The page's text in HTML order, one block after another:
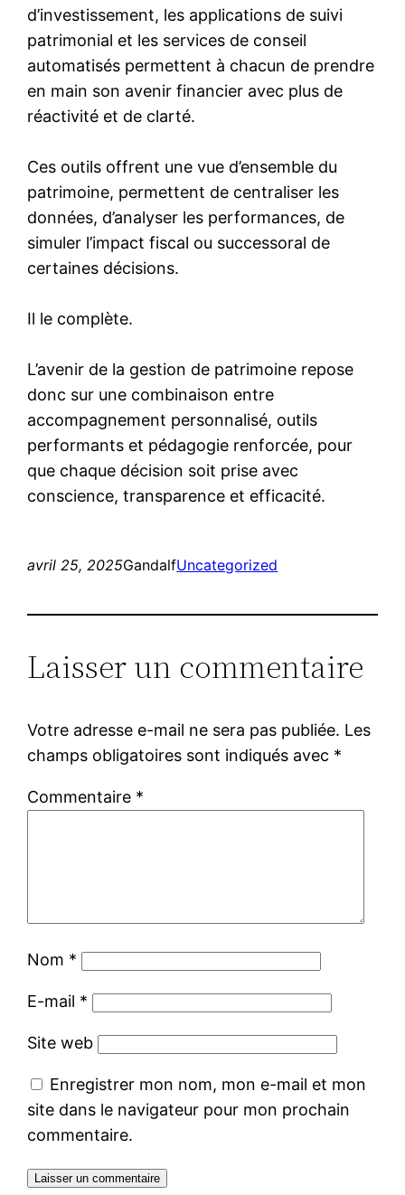
d’investissement, les applications de suivi
patrimonial et les services de conseil
automatisés permettent à chacun de prendre
en main son avenir financier avec plus de
réactivité et de clarté.
Ces outils offrent une vue d’ensemble du
patrimoine, permettent de centraliser les
données, d’analyser les performances, de
simuler l’impact fiscal ou successoral de
certaines décisions.
Il le complète.
L’avenir de la gestion de patrimoine repose
donc sur une combinaison entre
accompagnement personnalisé, outils
performants et pédagogie renforcée, pour
que chaque décision soit prise avec
conscience, transparence et efficacité.
avril 25, 2025GandalfUncategorized
Laisser un commentaire
Votre adresse e-mail ne sera pas publiée. Les
champs obligatoires sont indiqués avec *
Commentaire *
Nom *
E-mail *
Site web
Enregistrer mon nom, mon e-mail et mon
site dans le navigateur pour mon prochain
commentaire.